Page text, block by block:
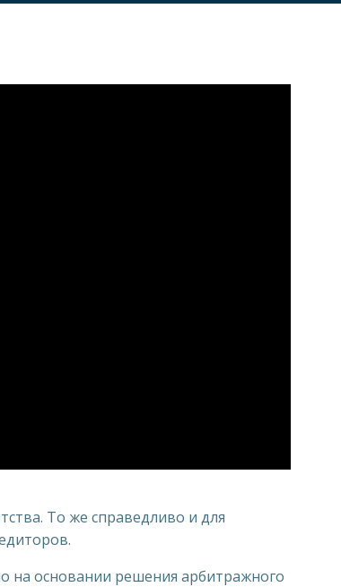
То же справедливо и для
на основании решения арбитражного